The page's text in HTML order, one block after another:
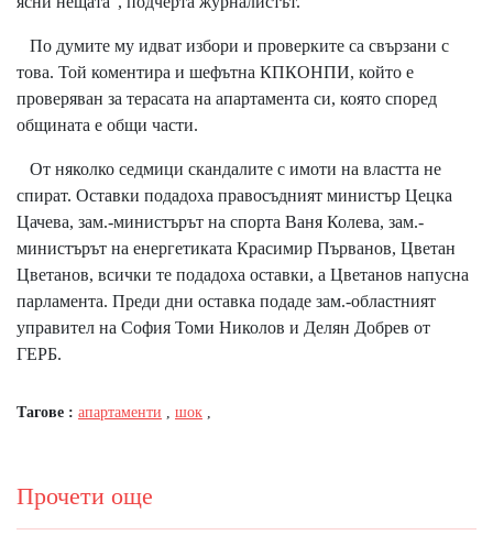
По думите му идват избори и проверките са свързани с
това. Той коментира и шефътна КПКОНПИ, който е
проверяван за терасата на апартамента си, която според
общината е общи части.
От няколко седмици скандалите с имоти на властта не
спират. Оставки подадоха правосъдният министър Цецка
Цачева, зам.-министърът на спорта Ваня Колева, зам.-
министърът на енергетиката Красимир Първанов, Цветан
Цветанов, всички те подадоха оставки, а Цветанов напусна
парламента. Преди дни оставка подаде зам.-областният
управител на София Томи Николов и Делян Добрев от
ГЕРБ.
Тагове : апартаменти , шок ,
Прочети още